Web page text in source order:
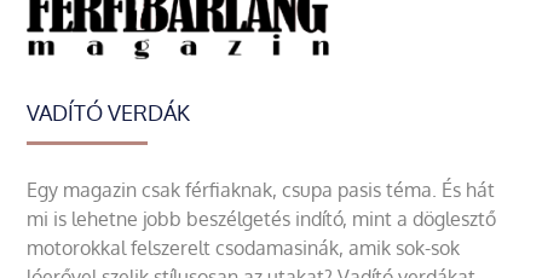
VADÍTÓ VERDÁK
Egy magazin csak férfiaknak, csupa pasis téma. És hát
mi is lehetne jobb beszélgetés indító, mint a döglesztő
motorokkal felszerelt csodamasinák, amik sok-sok